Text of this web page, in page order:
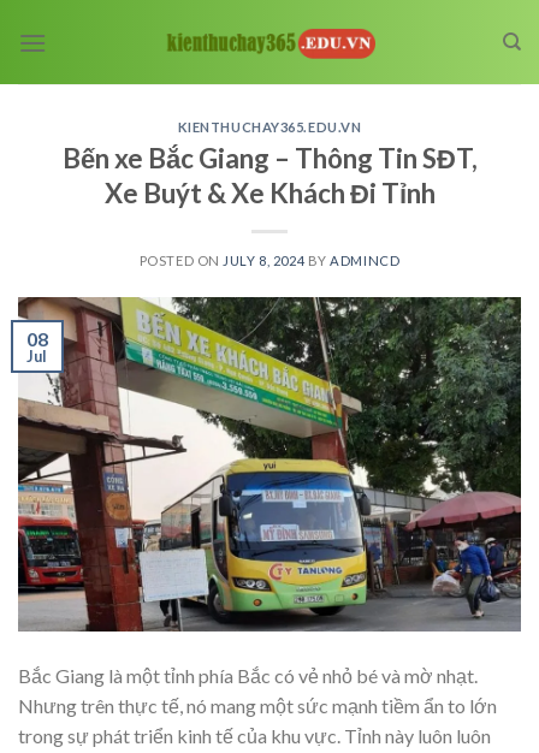
KIENTHUCHAY365.EDU.VN
Bến xe Bắc Giang – Thông Tin SĐT,
Xe Buýt & Xe Khách Đi Tỉnh
POSTED ON JULY 8, 2024 BY ADMINCD
08
Jul
Bắc Giang là một tỉnh phía Bắc có vẻ nhỏ bé và mờ nhạt.
Nhưng trên thực tế, nó mang một sức mạnh tiềm ẩn to lớn
trong sự phát triển kinh tế của khu vực. Tỉnh này luôn luôn